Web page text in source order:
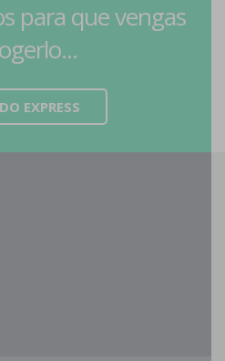
para que vengas
EXPRESS